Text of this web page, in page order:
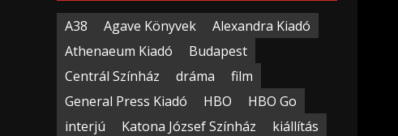
A38 Agave Könyvek
Alexandra Kiadó
Athenaeum Kiadó
Budapest
Centrál Színház
dráma
film
General Press Kiadó
HBO
HBO Go
interjú
Katona József Színház
kiállítás